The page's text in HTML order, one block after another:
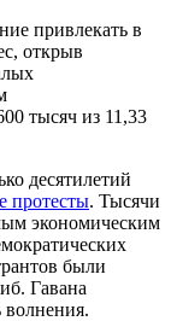
привлекать в
открыв
тысяч из 11,33
десятилетий
протесты. Тысячи
экономическим
были
Гавана